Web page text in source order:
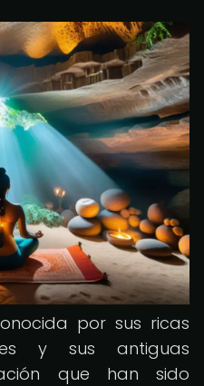
por sus ricas
y sus antiguas
que han sido